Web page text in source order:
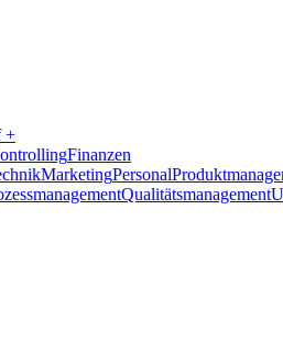
+
Finanzen
MarketingPersonal
Qualitätsmanagement